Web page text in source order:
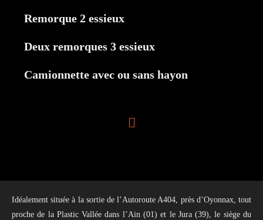
Remorque 2 essieux
Deux remorques 3 essieux
Camionnette avec ou sans hayon
Idéalement située à la sortie de l’Autoroute A404, près d’Oyonnax, tout
proche de la Plastic Vallée dans l’Ain (01) et le Jura (39), le siège du